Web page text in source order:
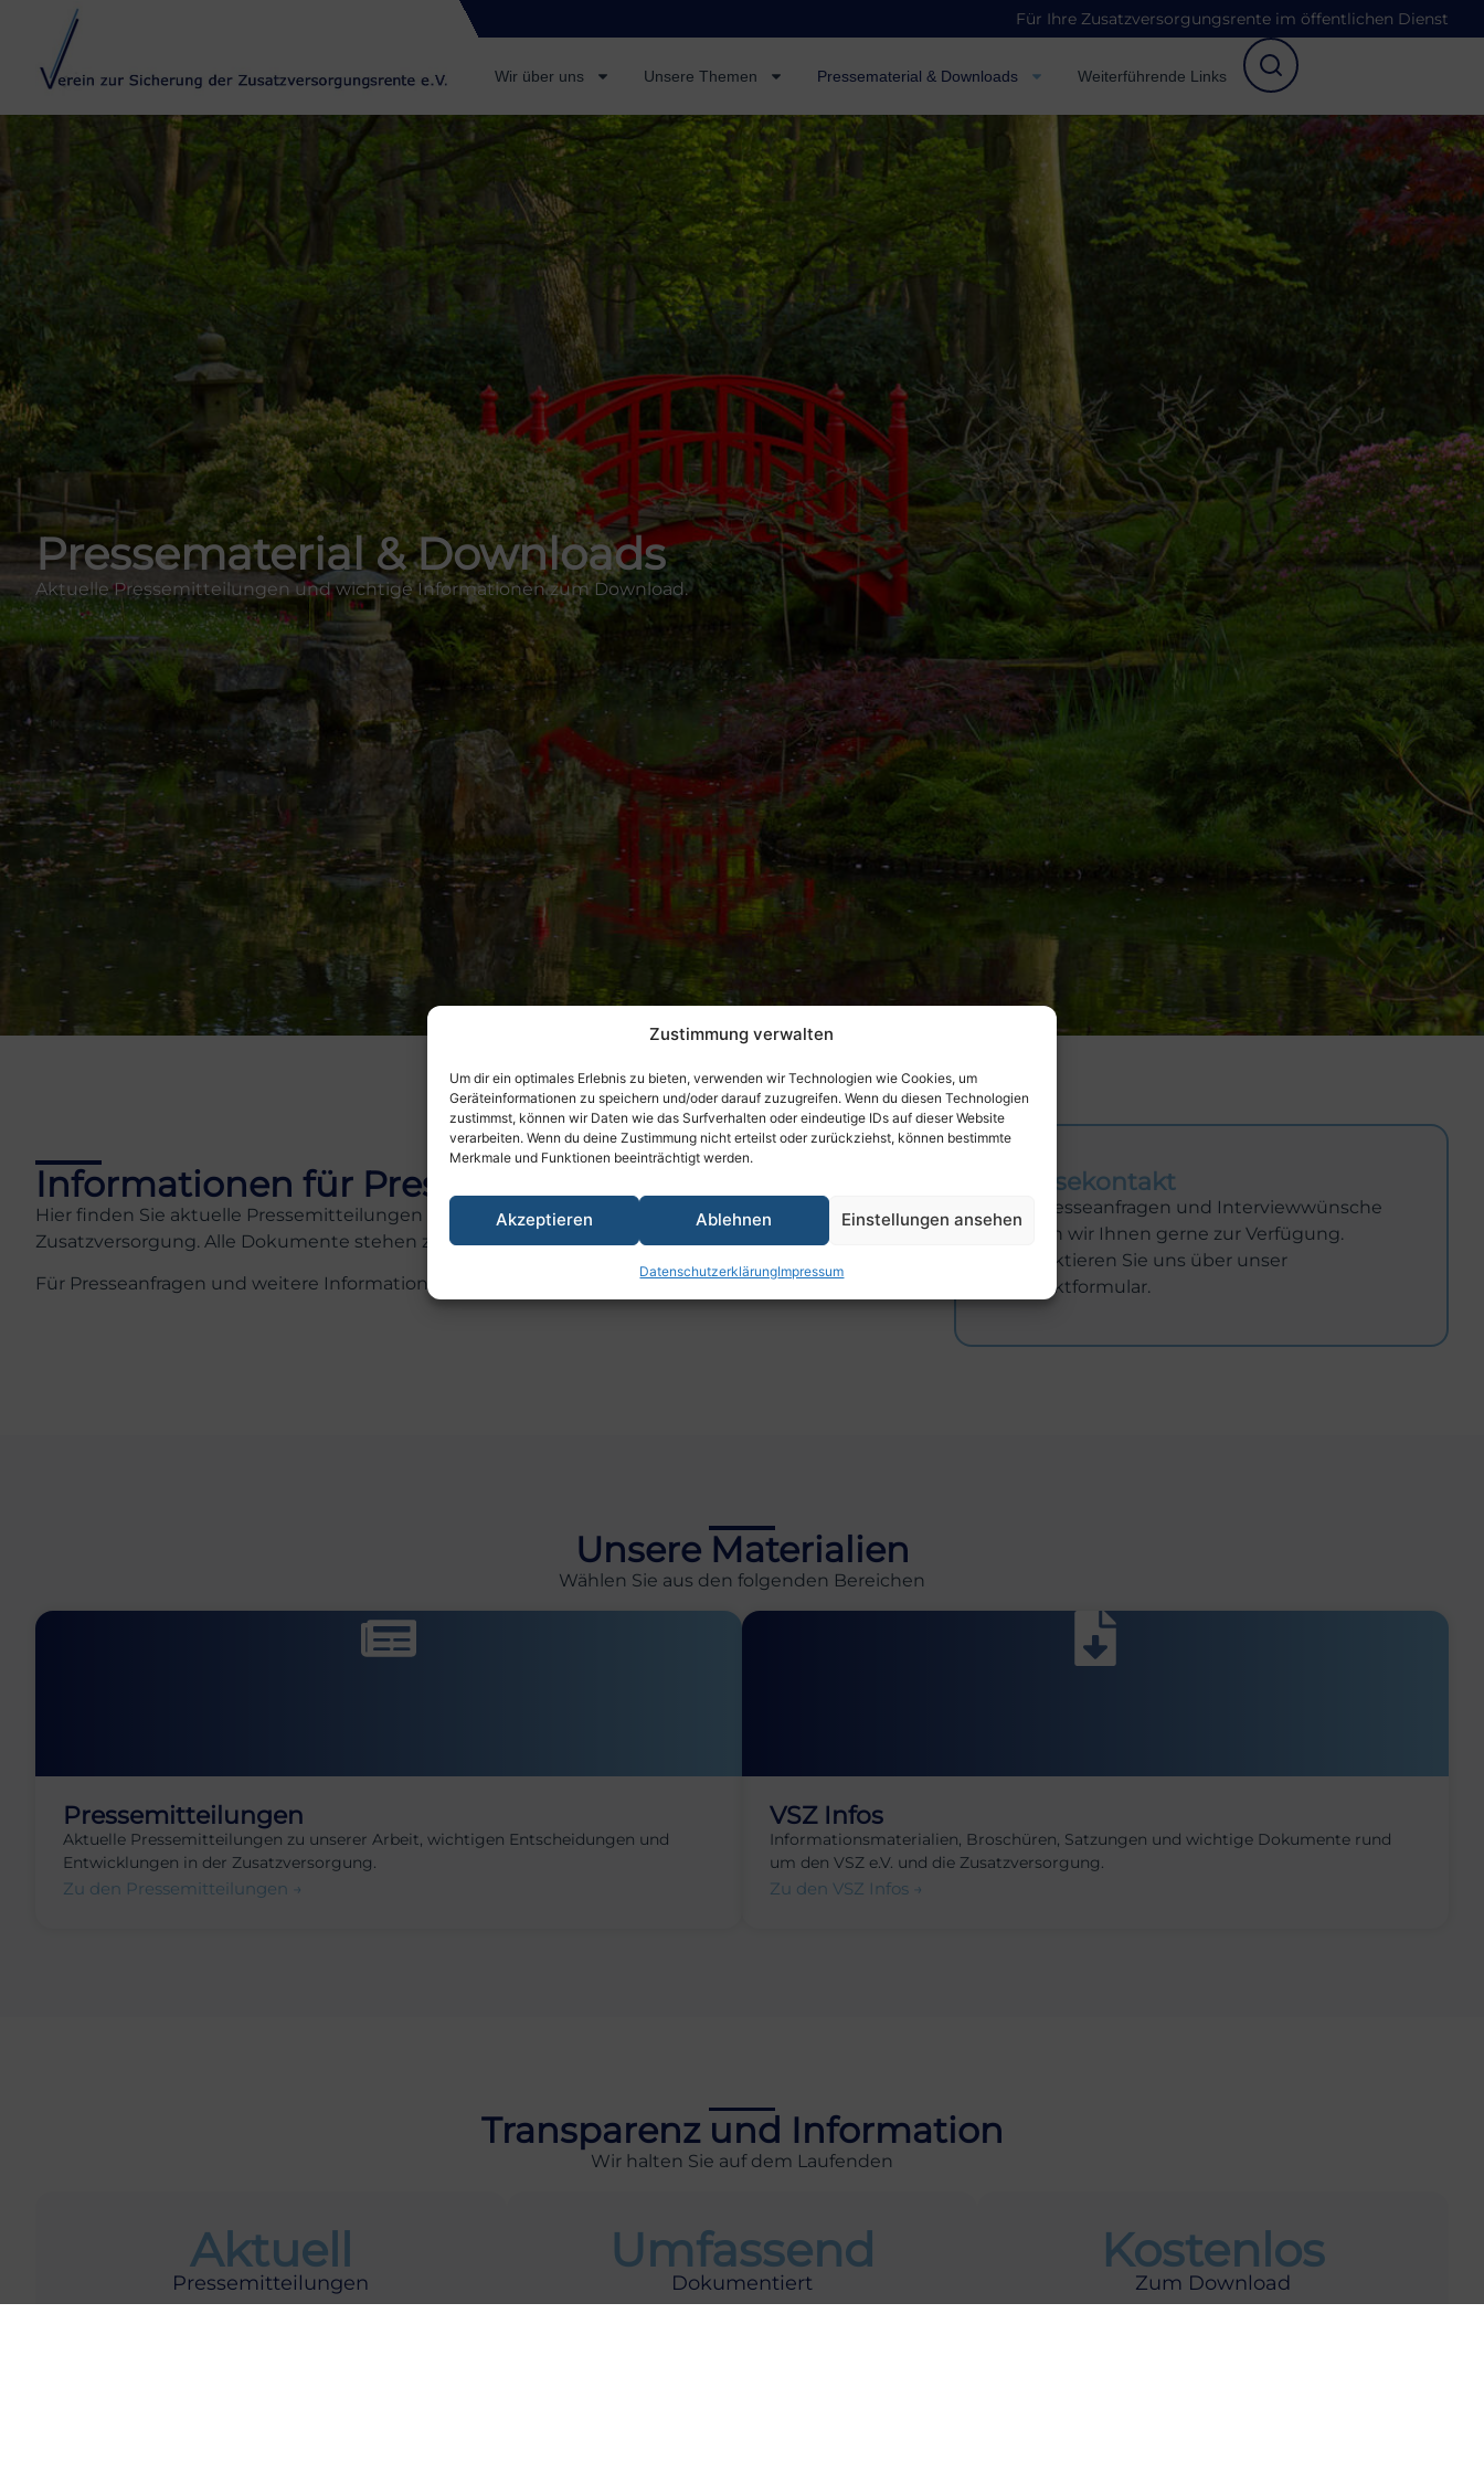
Zustimmung verwalten
Um dir ein optimales Erlebnis zu bieten, verwenden wir Technologien wie Cookies, um
Geräteinformationen zu speichern und/oder darauf zuzugreifen. Wenn du diesen Technologien
zustimmst, können wir Daten wie das Surfverhalten oder eindeutige IDs auf dieser Website
verarbeiten. Wenn du deine Zustimmung nicht erteilst oder zurückziehst, können bestimmte
Merkmale und Funktionen beeinträchtigt werden.
Akzeptieren Ablehnen Einstellungen ansehen
DatenschutzerklärungImpressum
Für Ihre Zusatzversorgungsrente im öffentlichen Dienst
Wir über uns Unsere Themen Pressematerial & Downloads Weiterführende Links
Pressematerial & Downloads
Aktuelle Pressemitteilungen und wichtige Informationen zum Download.
Informationen für Presse und Mitglieder
Hier finden Sie aktuelle Pressemitteilungen des VSZ e.V. sowie wichtige Informationsmaterialien zur
Zusatzversorgung. Alle Dokumente stehen zum Download bereit.
Für Presseanfragen und weitere Informationen stehen wir Ihnen gerne zur Verfügung.
Pressekontakt
Für Presseanfragen und Interviewwünsche
stehen wir Ihnen gerne zur Verfügung.
Kontaktieren Sie uns über unser
Kontaktformular.
Unsere Materialien
Wählen Sie aus den folgenden Bereichen
Pressemitteilungen
Aktuelle Pressemitteilungen zu unserer Arbeit, wichtigen Entscheidungen und
Entwicklungen in der Zusatzversorgung.
Zu den Pressemitteilungen →
VSZ Infos
Informationsmaterialien, Broschüren, Satzungen und wichtige Dokumente rund
um den VSZ e.V. und die Zusatzversorgung.
Zu den VSZ Infos →
Transparenz und Information
Wir halten Sie auf dem Laufenden
Aktuell
Pressemitteilungen
Umfassend
Dokumentiert
Kostenlos
Zum Download